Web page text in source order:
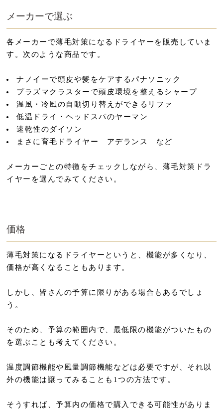
メーカーで選ぶ
各メーカーで薄毛対策になるドライヤーを販売していま
す。次のような商品です。
ナノイーで頭皮や髪をケアするパナソニック
プラズマクラスターで頭皮環境を整えるシャープ
温風・冷風の自動切り替えができるリファ
低温ドライ・ヘッドスパのヤーマン
速乾性のダイソン
まさに育毛ドライヤー アデランス など
メーカーごとの特徴をチェックしながら、薄毛対策ドラ
イヤーを選んでみてください。
価格
薄毛対策になるドライヤーというと、機能が多くなり、
価格が高くなることもあります。
しかし、皆さんの予算に限りがある場合もあるでしょ
う。
そのため、予算の範囲内で、最低限の機能がついたもの
を選ぶことも考えてください。
温度調節機能や風量調節機能などは必要ですが、それ以
外の機能は譲ってみることも1つの方法です。
そうすれば、予算内の価格で購入できる可能性がありま